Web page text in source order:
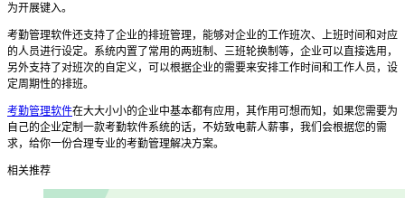
为开展键入。
考勤管理软件还支持了企业的排班管理，能够对企业的工作班次、上班时间和对应
的人员进行设定。系统内置了常用的两班制、三班轮换制等，企业可以直接选用，
另外支持了对班次的自定义，可以根据企业的需要来安排工作时间和工作人员，设
定周期性的排班。
考勤管理软件在大大小小的企业中基本都有应用，其作用可想而知，如果您需要为
自己的企业定制一款考勤软件系统的话，不妨致电薪人薪事，我们会根据您的需
求，给你一份合理专业的考勤管理解决方案。
相关推荐